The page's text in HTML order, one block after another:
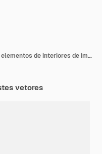
Molduras de princesa fofa para elementos de interiores de imagens
vetores